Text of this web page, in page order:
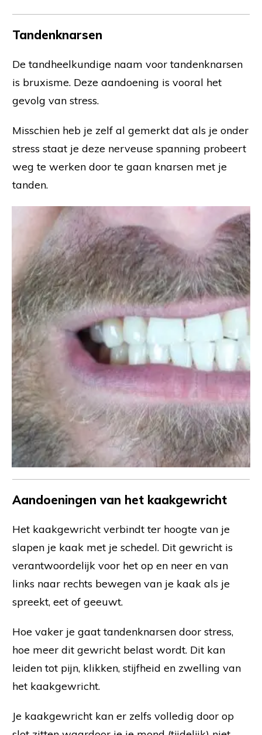
Tandenknarsen
De tandheelkundige naam voor tandenknarsen
is bruxisme. Deze aandoening is vooral het
gevolg van stress.
Misschien heb je zelf al gemerkt dat als je onder
stress staat je deze nerveuse spanning probeert
weg te werken door te gaan knarsen met je
tanden.
Aandoeningen van het kaakgewricht
Het kaakgewricht verbindt ter hoogte van je
slapen je kaak met je schedel. Dit gewricht is
verantwoordelijk voor het op en neer en van
links naar rechts bewegen van je kaak als je
spreekt, eet of geeuwt.
Hoe vaker je gaat tandenknarsen door stress,
hoe meer dit gewricht belast wordt. Dit kan
leiden tot pijn, klikken, stijfheid en zwelling van
het kaakgewricht.
Je kaakgewricht kan er zelfs volledig door op